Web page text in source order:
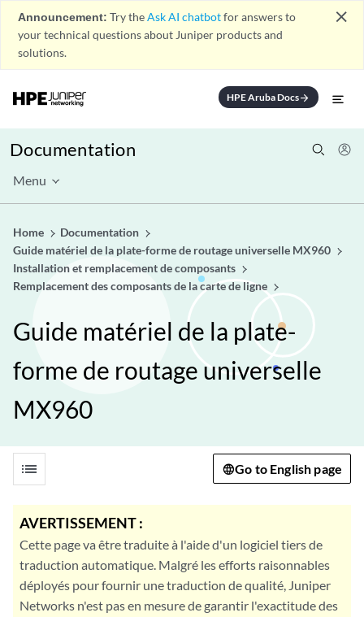
Announcement: Try theAsk AI chatbotfor answers to
your technical questions about Juniper products and
solutions.
close
HPE Aruba Docsarrow_forward
Documentation
Menu
Home
Documentation
Guide matériel de la plate-forme de routage universelle MX960
Installation et remplacement de composants
Remplacement des composants de la carte de ligne
Guide matériel de la plate-
forme de routage universelle
MX960
list Go to English page
AVERTISSEMENT :
Cette page va être traduite à l'aide d'un logiciel tiers de
traduction automatique. Malgré les efforts raisonnables
déployés pour fournir une traduction de qualité, Juniper
Networks n'est pas en mesure de garantir l'exactitude des